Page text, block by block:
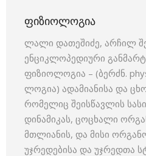
ᲤᲘᲖᲘᲝᲚᲝᲒᲘᲐ
ლალი დათეშიძე, არჩილ
ენციკლოპედიური
ფიზიოლოგია – (ბერძნ.
ლოგია) ადამიანისა და
რომელიც შეისწავლის
დინამიკას, ცოცხალი
მთლიანის, და მისი
უჯრედებისა და უჯრედთა